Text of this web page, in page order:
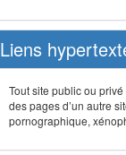
Liens
Tout site public ou
des pages d’un autre
pornographique,